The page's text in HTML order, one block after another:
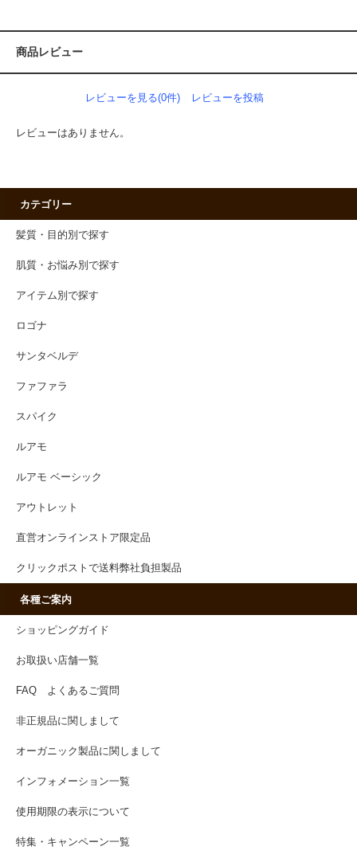
商品レビュー
レビューを見る(0件) レビューを投稿
レビューはありません。
カテゴリー
髪質・目的別で探す
肌質・お悩み別で探す
アイテム別で探す
ロゴナ
サンタベルデ
ファファラ
スパイク
ルアモ
ルアモ ベーシック
アウトレット
直営オンラインストア限定品
クリックポストで送料弊社負担製品
各種ご案内
ショッピングガイド
お取扱い店舗一覧
FAQ よくあるご質問
非正規品に関しまして
オーガニック製品に関しまして
インフォメーション一覧
使用期限の表示について
特集・キャンペーン一覧